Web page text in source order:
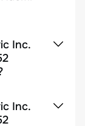
Inc.
Inc.